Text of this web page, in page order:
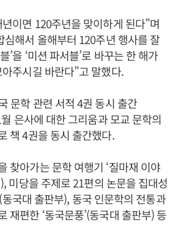
이면 120주년을 맞이하게 된다”며
심해서 올해부터 120주년 행사를 잘
’을 ‘미션 파서블’로 바꾸는 한 해가
주시길 바란다”고 말했다.
문학 관련 서적 4권 동시 출간
은사에 대한 그리움과 모교 문학의
책 4권을 동시 출간했다.
찾아가는 문학 여행기 ‘질마재 이야
미당을 주제로 21편의 논문을 집대성
동국대 출판부), 동국 인문학의 전통과
재편한 ‘동국문풍’(동국대 출판부) 등